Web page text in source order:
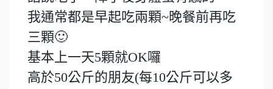
我通常都是早起吃兩顆~晚餐前再吃
三顆🙂
基本上一天5顆就OK囉
高於50公斤的朋友(每10公斤可以多